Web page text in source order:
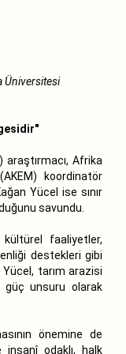
Üniversitesi
araştırmacı, Afrika
koordinatör
Yücel ise sınır
savundu.
faaliyetler,
destekleri gibi
tarım arazisi
güç unsuru olarak
önemine de
insanî odaklı, halk